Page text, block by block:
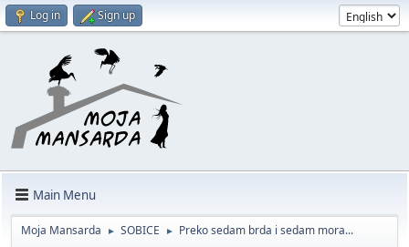
Log in Sign up
Main Menu
Moja Mansarda ► SOBICE ► Preko sedam brda i sedam mora...